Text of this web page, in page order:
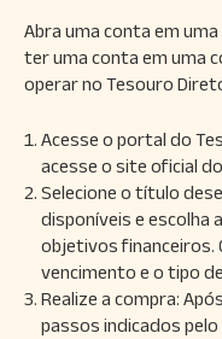
Abra uma conta em
ter uma conta em uma
operar no Tesouro
Acesse o portal do
acesse o site oficial
Selecione o título
disponíveis e escolha
objetivos financeiros.
vencimento e o tipo
Realize a compra:
passos indicados